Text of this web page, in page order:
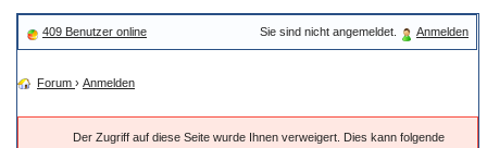
409 Benutzer online Sie sind nicht angemeldet. Anmelden
Forum › Anmelden
Der Zugriff auf diese Seite wurde Ihnen verweigert. Dies kann folgende